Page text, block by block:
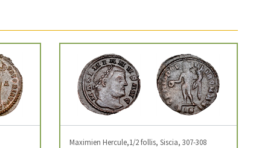
Maximien Hercule,1/2 follis, Siscia, 307-308